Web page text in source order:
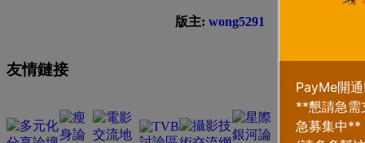
版主: wong5291
友情鏈接